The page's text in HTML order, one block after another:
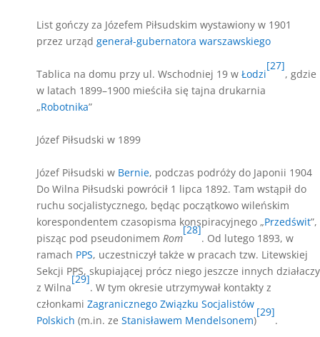
List gończy za Józefem Piłsudskim wystawiony w 1901
przez urząd generał-gubernatora warszawskiego
Tablica na domu przy ul. Wschodniej 19 w Łodzi
[27]
, gdzie
w latach 1899–1900 mieściła się tajna drukarnia
„Robotnika”
Józef Piłsudski w 1899
Józef Piłsudski w Bernie, podczas podróży do Japonii 1904
Do Wilna Piłsudski powrócił 1 lipca 1892. Tam wstąpił do
ruchu socjalistycznego, będąc początkowo wileńskim
korespondentem czasopisma konspiracyjnego „Przedświt”,
pisząc pod pseudonimem Rom
[28]
. Od lutego 1893, w
ramach PPS, uczestniczył także w pracach tzw. Litewskiej
Sekcji PPS, skupiającej prócz niego jeszcze innych działaczy
z Wilna
[29]
. W tym okresie utrzymywał kontakty z
członkami Zagranicznego Związku Socjalistów
Polskich (m.in. ze Stanisławem Mendelsonem)
[29]
.